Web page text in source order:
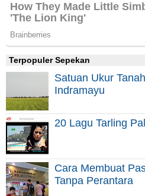
Terpopuler Sepekan
Satuan Ukur
Indramayu
20 Lagu Tarling
Cara Membuat
Tanpa Perantara